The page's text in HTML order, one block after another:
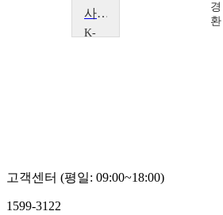
경
환
사회복지정책론
K-
고객센터 (평일: 09:00~18:00)
1599-3122